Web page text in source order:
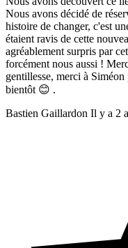
Nous avons décidé de
histoire de changer, c'est
étaient ravis de cette
agréablement surpris par
forcément nous aussi !
gentillesse, merci à
bientôt 😊 .
Bastien Gaillardon Il y a 2